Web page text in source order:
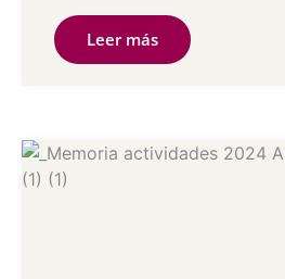
Leer más